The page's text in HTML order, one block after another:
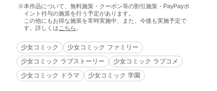
本作品について、無料施策・クーポン等の割引施策・PayPayポ
イント付与の施策を行う予定があります。
この他にもお得な施策を常時実施中、また、今後も実施予定で
す。詳しくはこちら 。
少女コミック
少女コミック ファミリー
少女コミック ラブストーリー
少女コミック ラブコメ
少女コミック ドラマ
少女コミック 学園